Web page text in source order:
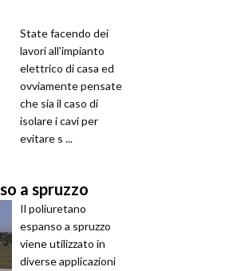
State facendo dei
lavori all’impianto
elettrico di casa ed
ovviamente pensate
che sia il caso di
isolare i cavi per
evitare s ...
a spruzzo
Il poliuretano
espanso a spruzzo
viene utilizzato in
diverse applicazioni